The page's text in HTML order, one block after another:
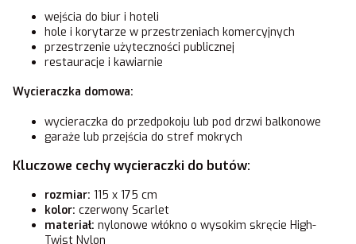
wejścia do biur i hoteli
hole i korytarze w przestrzeniach komercyjnych
przestrzenie użyteczności publicznej
restauracje i kawiarnie
Wycieraczka domowa:
wycieraczka do przedpokoju lub pod drzwi balkonowe
garaże lub przejścia do stref mokrych
Kluczowe cechy wycieraczki do butów:
rozmiar: 115 x 175 cm
kolor: czerwony Scarlet
materiał: nylonowe włókno o wysokim skręcie High-
Twist Nylon